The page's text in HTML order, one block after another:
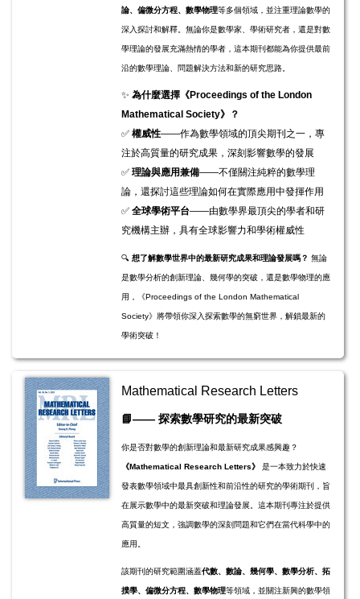
論、偏微分方程、數學物理等多個領域，並注重理論數學的
深入探討和解釋。無論你是數學家、學術研究者，還是對數
學理論的發展充滿熱情的學者，這本期刊都能為你提供最前
沿的數學理論、問題解決方法和新的研究思路。
✨ 為什麼選擇《Proceedings of the London
Mathematical Society》？
✅ 權威性——作為數學領域的頂尖期刊之一，專
注於高質量的研究成果，深刻影響數學的發展
✅ 理論與應用兼備——不僅關注純粹的數學理
論，還探討這些理論如何在實際應用中發揮作用
✅ 全球學術平台——由數學界最頂尖的學者和研
究機構主辦，具有全球影響力和學術權威性
🔍 想了解數學世界中的最新研究成果和理論發展嗎？ 無論
是數學分析的創新理論、幾何學的突破，還是數學物理的應
用，《Proceedings of the London Mathematical
Society》將帶領你深入探索數學的無窮世界，解鎖最新的
學術突破！
Mathematical Research Letters
​​​📘—— 探索數學研究的最新突破
你是否對數學的創新理論和最新研究成果感興趣？
《Mathematical Research Letters》 是一本致力於快速
發表數學領域中最具創新性和前沿性的研究的學術期刊，旨
在展示數學中的最新突破和理論發展。這本期刊專注於提供
高質量的短文，強調數學的深刻問題和它們在當代科學中的
應用。
該期刊的研究範圍涵蓋代數、數論、幾何學、數學分析、拓
撲學、偏微分方程、數學物理等領域，並關注新興的數學領